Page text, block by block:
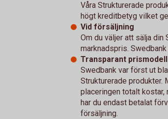
Våra Strukturerade
högt kreditbetyg vilket
Vid försäljning
Om du väljer att sälja
marknadspris.
Transparant prismodell
Swedbank var först ut
Strukturerade produkter.
placeringen totalt
har du endast betalat
försäljning.